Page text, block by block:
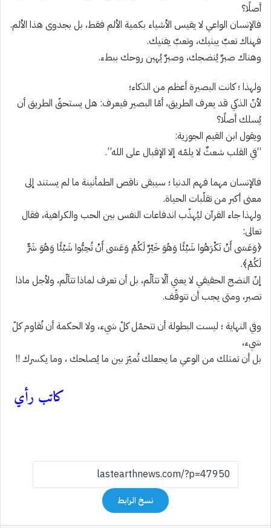
أصلًا؟
فالإنسان الواعي لا يقيس الأشياء بكمية الألم فقط، بل بجدوى هذا الألم.
فهناك تعبٌ يبنيك، وتعبٌ يفنيك.
وهناك صبرٌ يُنضجك، وصبرٌ يُهين روحك ببطء.
ولهذا ؛ كانت البصيرة أعظم من الذكاء؛
لأنّ الذكي قد يعرف الطريق، أمّا البصير فيعرف: هل يستحقّ الطريق أن
يُسلك أصلًا؟
ويقول ابن القيم الجوزية:
“في القلب شعثٌ لا يلمّه إلا الإقبال على الله”.
فالإنسان مهما فهم الدنيا ؛ سيبقى ناقص الطمأنينة ما لم يستند إلى
معنى أكبر من تقلّبات الحياة.
ولهذا جاء القرآن ليُهذّب اندفاعات النفس بين الحب والكراهية، فقال
تعالى:
﴿وَعَسَى أَنْ تَكْرَهُوا شَيْئًا وَهُوَ خَيْرٌ لَكُمْ وَعَسَى أَنْ تُحِبُّوا شَيْئًا وَهُوَ شَرٌّ
لَكُمْ﴾.
إنّ النضج الحقيقي لا يعني ألّا تتألّم، بل أن تعرف لماذا تتألّم، ولأجل ماذا
تصبر، ومتى يجب أن تتوقّف.
وفي النهاية ؛ ليست البطولة أن تتحمّل كلّ شيء، ولا الحكمة أن تُقاوم كلّ
شيء،
بل أن تمتلك من الوعي ما يجعلك تُميّز بين ما يُصلحك ، وما يكسرك !!
كاتب رأي
نسخ الرابط